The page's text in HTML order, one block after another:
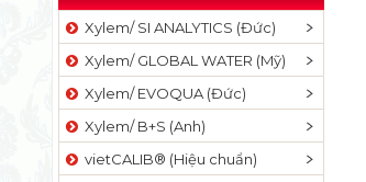
Xylem/ SI ANALYTICS (Đức)
Xylem/ GLOBAL WATER (Mỹ)
Xylem/ EVOQUA (Đức)
Xylem/ B+S (Anh)
vietCALIB® (Hiệu chuẩn)